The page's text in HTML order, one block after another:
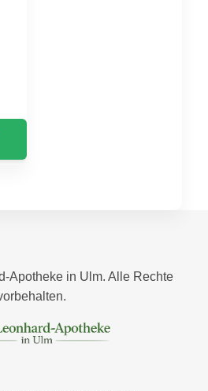
in Ulm. Alle Rechte